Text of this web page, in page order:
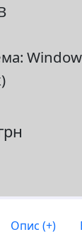
Опис (+)